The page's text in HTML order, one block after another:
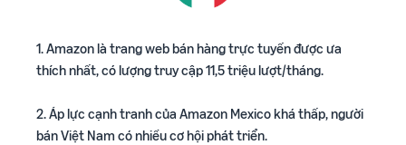
1. Amazon là trang web bán hàng trực tuyến được ưa
thích nhất, có lượng truy cập 11,5 triệu lượt/tháng.
2. Áp lực cạnh tranh của Amazon Mexico khá thấp, người
bán Việt Nam có nhiều cơ hội phát triển.